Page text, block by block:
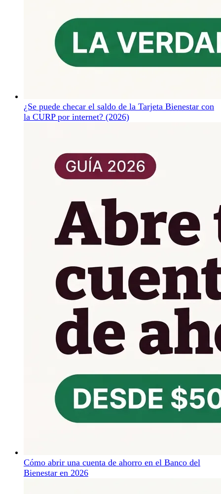
¿Se puede checar el saldo de la Tarjeta Bienestar con
la CURP por internet? (2026)
Cómo abrir una cuenta de ahorro en el Banco del
Bienestar en 2026